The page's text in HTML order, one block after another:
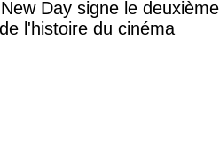
Day signe le deuxième
l'histoire du cinéma